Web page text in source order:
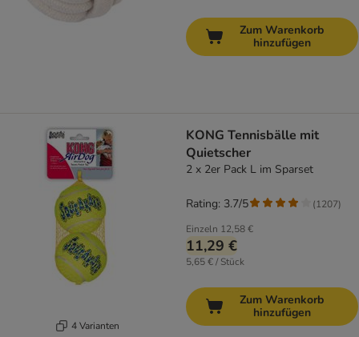
Zum Warenkorb
hinzufügen
4 Varianten
KONG Tennisbälle mit
Quietscher
2 x 2er Pack L im Sparset
Einzeln 12,58 €
11,29 €
5,65 € / Stück
Rating: 3.7/5 (1207)
Zum Warenkorb
hinzufügen